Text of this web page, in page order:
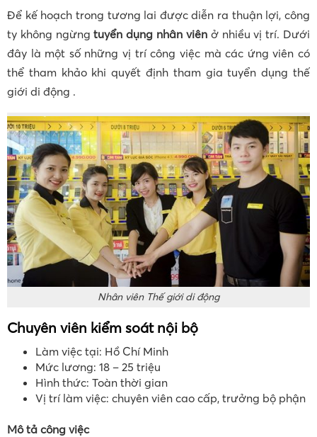
Để kế hoạch trong tương lai được diễn ra thuận lợi, công
ty không ngừngtuyển dụng nhân viênở nhiều vị trí. Dưới
đây là một số những vị trí công việc mà các ứng viên có
thể tham khảo khi quyết định tham gia tuyển dụng thế
giới di động .
Nhân viên Thế giới di động
Chuyên viên kiểm soát nội bộ
Làm việc tại: Hồ Chí Minh
Mức lương: 18 – 25 triệu
Hình thức: Toàn thời gian
Vị trí làm việc: chuyên viên cao cấp, trưởng bộ phận
Mô tả công việc